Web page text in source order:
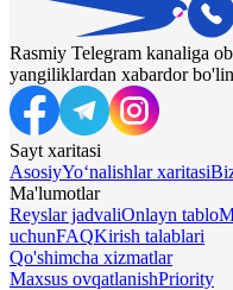
Rasmiy Telegram kanaliga
yangiliklardan xabardor
Sayt xaritasi
AsosiyYo‘nalishlar xaritasi
Ma'lumotlar
Reyslar jadvaliOnlayn tablo
uchunFAQKirish talablari
Qo'shimcha xizmatlar
Maxsus ovqatlanishPriority